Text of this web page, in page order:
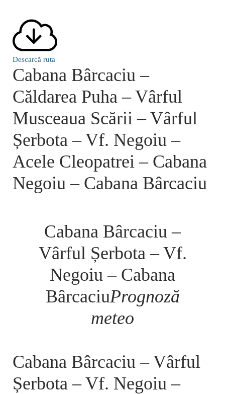
Descarcă ruta
Cabana Bârcaciu –
Căldarea Puha – Vârful
Musceaua Scării – Vârful
Șerbota – Vf. Negoiu –
Acele Cleopatrei – Cabana
Negoiu – Cabana Bârcaciu
Cabana Bârcaciu –
Vârful Șerbota – Vf.
Negoiu – Cabana
BârcaciuPrognoză
meteo
Cabana Bârcaciu – Vârful
Șerbota – Vf. Negoiu –